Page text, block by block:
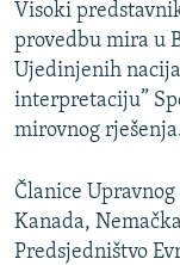
Visoki
provedbu mira u
Ujedinjenih
interpretaciju”
mirovnog
Članice
Kanada,
Predsjedništvo